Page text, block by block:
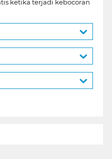
ketika terjadi kebocoran